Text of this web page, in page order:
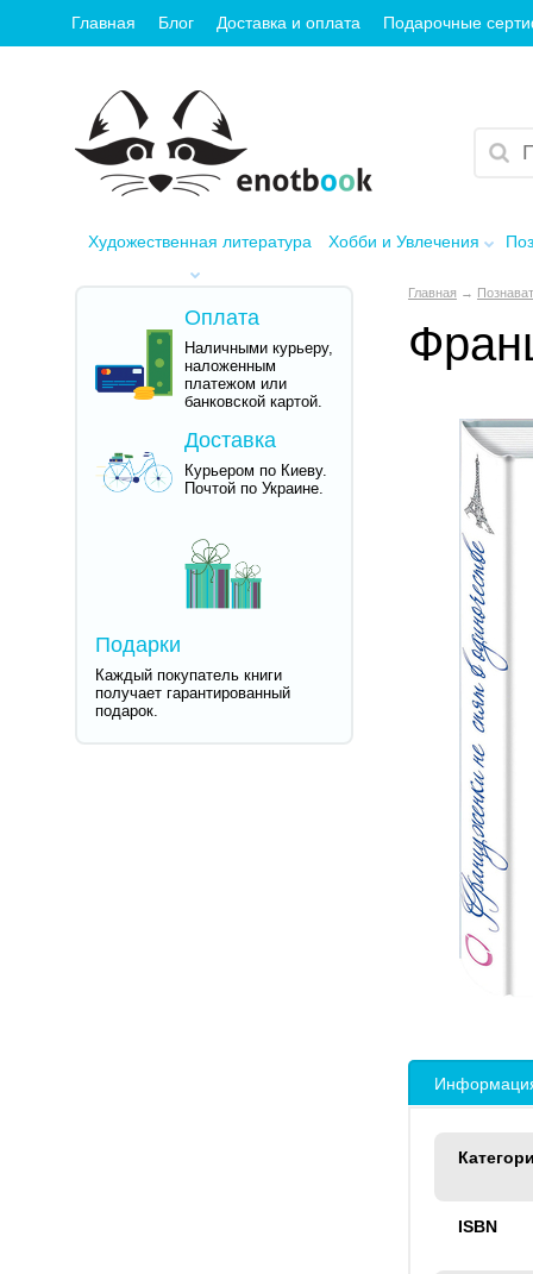
Главная Блог Доставка и оплата Подарочные
Художественная литература Хобби и Увлечения
Оплата
Наличными курьеру,
наложенным
платежом или
банковской картой.
Доставка
Курьером по Киеву.
Почтой по Украине.
Подарки
Каждый покупатель книги
получает гарантированный
подарок.
Главная →
ISBN